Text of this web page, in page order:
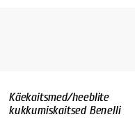
Käekaitsmed/heeblite
kukkumiskaitsed Benelli